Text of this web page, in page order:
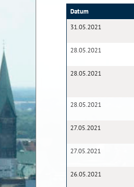
Datum
31.05.2021
28.05.2021
28.05.2021
28.05.2021
27.05.2021
27.05.2021
26.05.2021